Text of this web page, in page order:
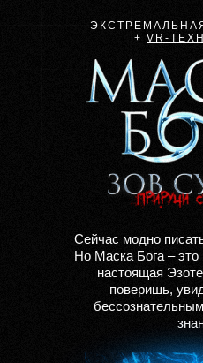
Cейчас модно
Но Маска Бога –
настоящая
поверишь,
+ VR-